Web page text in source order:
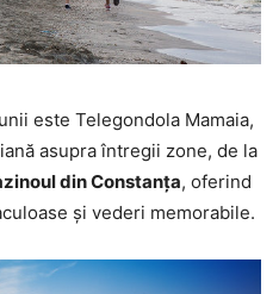
este Telegondola Mamaia,
asupra întregii zone, de la
din Constanța, oferind
și vederi memorabile.